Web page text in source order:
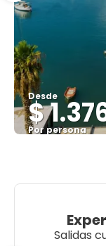
Desde
$
Por persona
Salidas